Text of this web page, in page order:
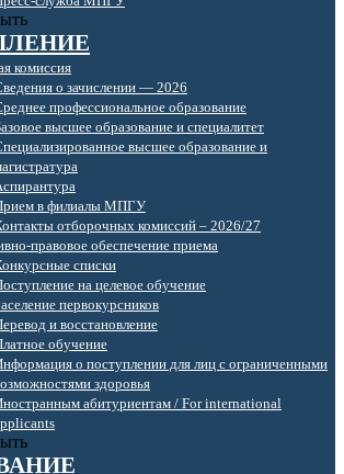
комиссия
о зачислении — 2026
профессиональное образование
высшее образование и специалитет
высшее образование и
в филиалы МПГУ
отборочных комиссий – 2026/27
правовое обеспечение приема
списки
на целевое обучение
первокурсников
и восстановление
обучение
о поступлении для лиц с ограниченными
здоровья
абитуриентам / For international